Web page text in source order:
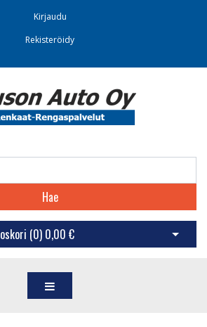
Kirjaudu
Rekisteröidy
Hae
(0) 0,00 € Avaa